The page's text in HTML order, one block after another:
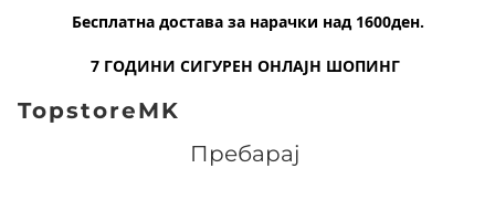
Бесплатна достава за нарачки над 1600ден.
7 ГОДИНИ СИГУРЕН ОНЛАЈН ШОПИНГ
TopstoreMK